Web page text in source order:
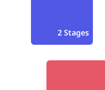
2 Stages